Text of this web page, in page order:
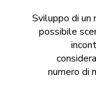
Sviluppo di
possibile
numero di